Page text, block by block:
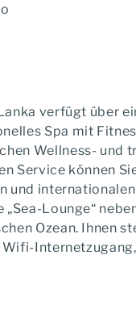
verfügt über
Spa mit
Wellness- und
Service können
und
„Sea-Lounge“
Ozean. Ihnen
Wifi-